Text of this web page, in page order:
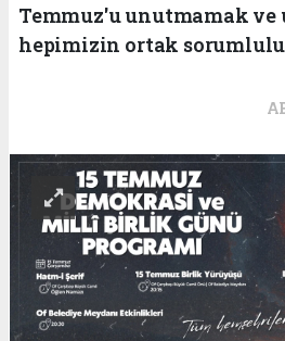
Temmuz'u unutmamak
hepimizin ortak